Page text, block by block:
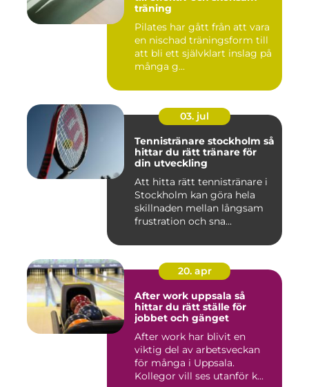
träning
Pilates har gått från att vara
en nischad träningsform till
att bli ett självklart inslag på
många g...
03. jul
Tennistränare stockholm så
hittar du rätt tränare för
din utveckling
Att hitta rätt tennistränare i
Stockholm kan göra hela
skillnaden mellan långsam
frustration och sna...
20. apr
After work uppsala så
hittar du rätt ställe för
jobbet och gänget
After work har blivit en
viktig del av arbetsveckan
för många i Uppsala.
Kollegor vill ses utanför k...